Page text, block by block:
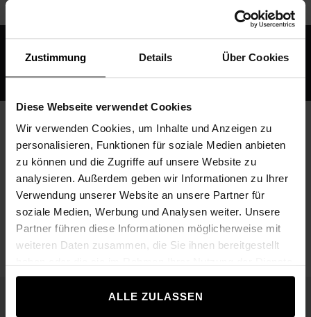
Zustimmung Details Über Cookies
Diese Webseite verwendet Cookies
Wir verwenden Cookies, um Inhalte und Anzeigen zu
personalisieren, Funktionen für soziale Medien anbieten
zu können und die Zugriffe auf unsere Website zu
analysieren. Außerdem geben wir Informationen zu Ihrer
Verwendung unserer Website an unsere Partner für
soziale Medien, Werbung und Analysen weiter. Unsere
Partner führen diese Informationen möglicherweise mit
weiteren Daten zusammen, die Sie ihnen bereitgestellt
gesammelt haben.
ALLE ZULASSEN
ŠPECIFIKÁCIA
Technické údaje
Rozmery (šírka x dĺžka
x výška)
Hmotnosť 71 kg
Podobné produkty